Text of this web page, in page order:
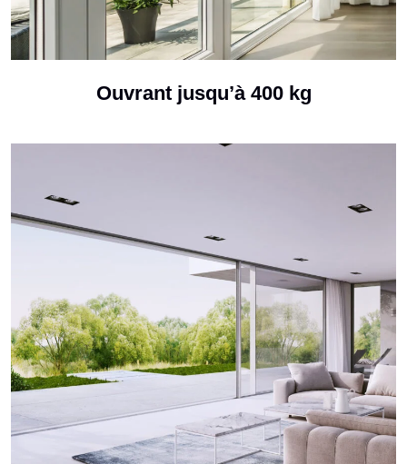
Ouvrant jusqu’à 400 kg